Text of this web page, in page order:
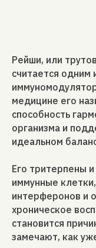
Рейши, или
считается
медицине его
способность
организма и
идеальном
Его тритерпены
иммунные
интерферонов и
хроническое
становится
замечают, как